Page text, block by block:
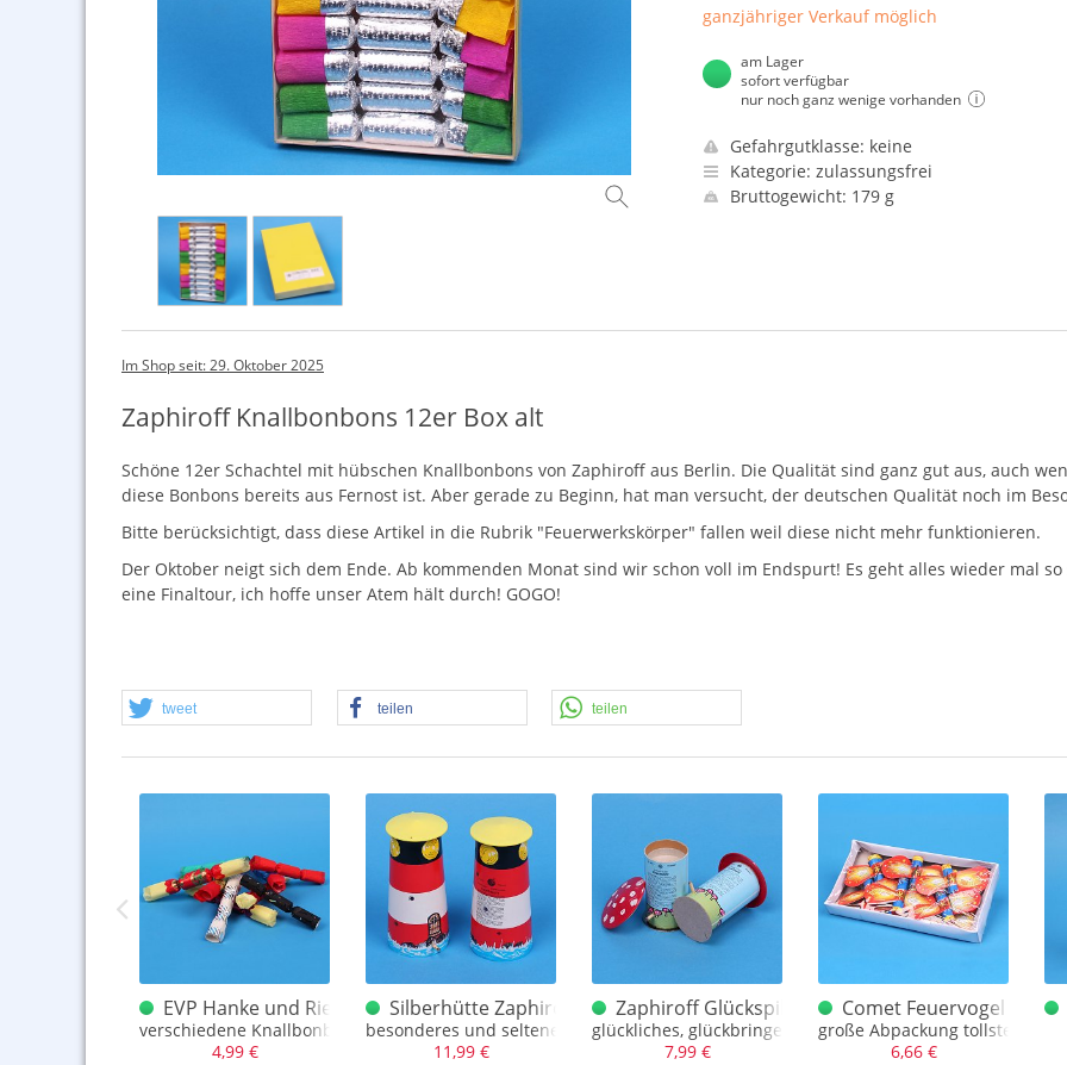
ganzjähriger Verkauf möglich
am Lager
sofort verfügbar
nur noch ganz wenige vorhanden
Gefahrgutklasse: keine
Kategorie: zulassungsfrei
Bruttogewicht: 179 g
Im Shop seit: 29. Oktober 2025
Zaphiroff Knallbonbons 12er Box alt
Schöne 12er Schachtel mit hübschen Knallbonbons von Zaphiroff aus Berlin. Die Qualität sind ganz gut aus, auch
diese Bonbons bereits aus Fernost ist. Aber gerade zu Beginn, hat man versucht, der deutschen Qualität noch im
Bitte berücksichtigt, dass diese Artikel in die Rubrik "Feuerwerkskörper" fallen weil diese nicht mehr funktionieren.
Der Oktober neigt sich dem Ende. Ab kommenden Monat sind wir schon voll im Endspurt! Es geht alles wieder mal
eine Finaltour, ich hoffe unser Atem hält durch! GOGO!
tweet teilen teilen
Bruchpilot Motorradhelm Tischfeuerwerk
mit Motorradhelm
EVP Hanke und Rieckert Knallbonbons Konvolut 4er
verschiedene Knallbonbons
4,99 €
Silberhütte Zaphiroff Leuchtturm
besonderes und seltenes Tischfeuerwerk
11,99 €
Zaphiroff Glückspilz alt
glückliches, glückbringendes Tischfeuerwerk (giftig?)
7,99 €
Comet Feuervogel 12er
große Abpackung tollster
6,66 €